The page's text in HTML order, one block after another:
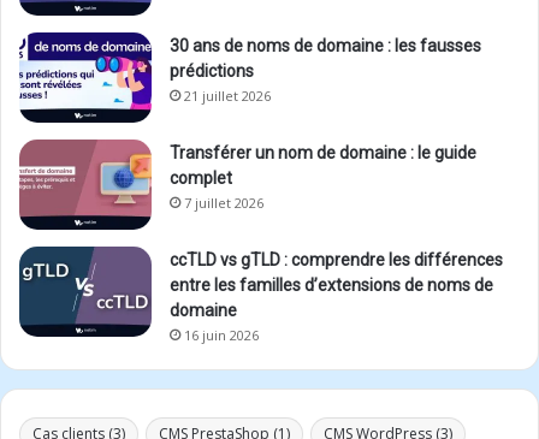
30 ans de noms de domaine : les fausses
prédictions
21 juillet 2026
Transférer un nom de domaine : le guide
complet
7 juillet 2026
ccTLD vs gTLD : comprendre les différences
entre les familles d’extensions de noms de
domaine
16 juin 2026
Cas clients (3) CMS PrestaShop (1) CMS WordPress (3)